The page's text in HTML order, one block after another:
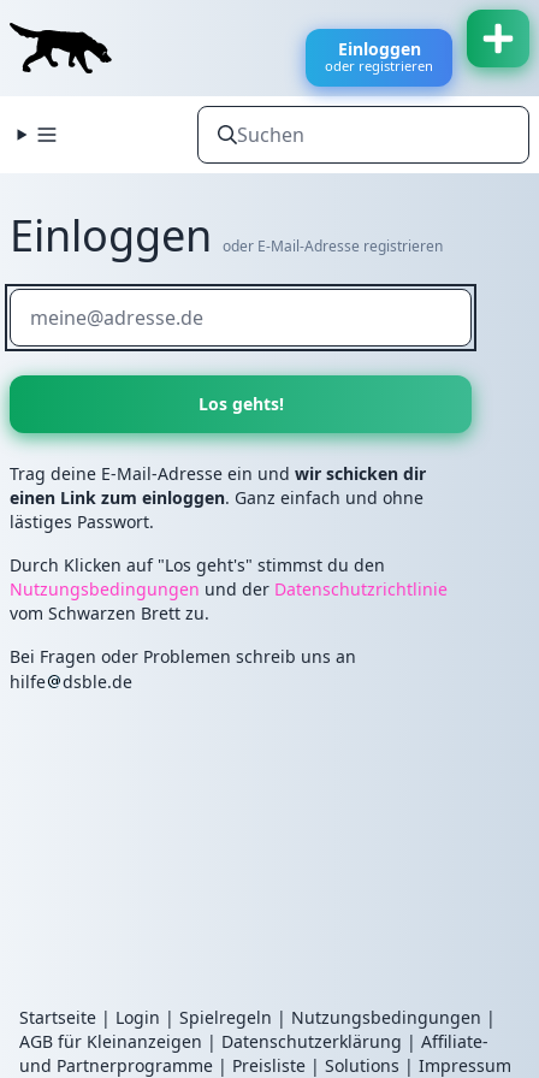
Einloggen
oder registrieren
Einloggen oder E-Mail-Adresse registrieren
Trag deine E-Mail-Adresse ein und wir schicken dir
einen Link zum einloggen. Ganz einfach und ohne
lästiges Passwort.
Durch Klicken auf "Los geht's" stimmst du den
Nutzungsbedingungen und der Datenschutzrichtlinie
vom Schwarzen Brett zu.
Bei Fragen oder Problemen schreib uns an
hilfe
dsble.de
Startseite | Login | Spielregeln | Nutzungsbedingungen |
AGB für Kleinanzeigen | Datenschutzerklärung | Affiliate-
und Partnerprogramme | Preisliste | Solutions | Impressum